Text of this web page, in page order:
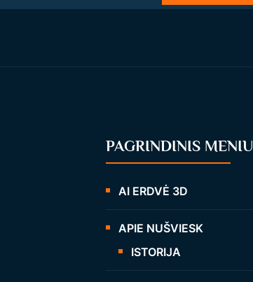
PAGRINDINIS MENIU
AI ERDVĖ 3D
APIE NUŠVIESK
ISTORIJA